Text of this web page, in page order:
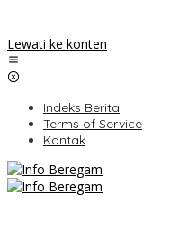
Lewati ke konten
Indeks Berita
Terms of Service
Kontak